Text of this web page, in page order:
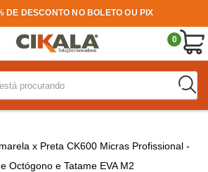
DE DESCONTO NO BOLETO OU PIX
0
x Preta CK600 Micras Profissional -
Octógono e Tatame EVA M2